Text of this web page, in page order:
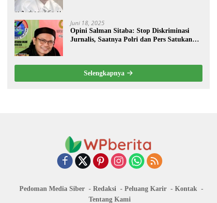
Juni 18, 2025
Opini Salman Sitaba: Stop Diskriminasi
Jurnalis, Saatnya Polri dan Pers Satukan
Selengkapnya
Pedoman Media Siber Redaksi Peluang Karir
Kontak
Tentang Kami